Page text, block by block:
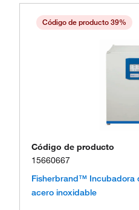
Código de producto 39%
Código de producto
15660667
Fisherbrand™ Incubadora
acero inoxidable